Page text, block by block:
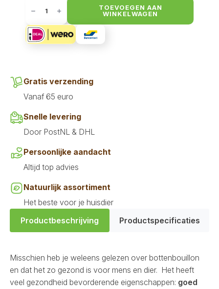
Broth
poeder
Rund
aantal
TOEVOEGEN AAN
WINKELWAGEN
Gratis verzending
Vanaf 65 euro
Snelle levering
Door PostNL & DHL
Persoonlijke aandacht
Altijd top advies
Natuurlijk assortiment
Het beste voor je huisdier
Productbeschrijving
Productspecificaties
Misschien heb je weleens gelezen over bottenbouillon
en dat het zo gezond is voor mens en dier. Het heeft
veel gezondheid bevorderende eigenschappen: goed